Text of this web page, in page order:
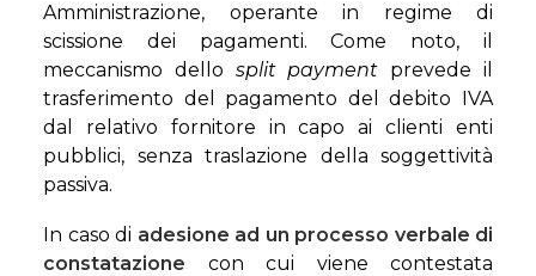
Amministrazione, operante in regime di
scissione dei pagamenti. Come noto, il
meccanismo dello split payment prevede il
trasferimento del pagamento del debito IVA
dal relativo fornitore in capo ai clienti enti
pubblici, senza traslazione della soggettività
passiva.
In caso di adesione ad un processo verbale di
constatazione con cui viene contestata